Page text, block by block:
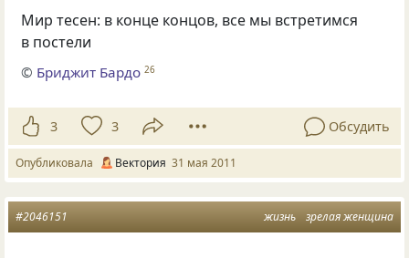
Мир тесен: в конце концов, все мы встретимся
в постели
© Бриджит Бардо 26
3 3 Обсудить
Опубликовала Вектория 31 мая 2011
жизнь зрелая женщина
#2046151